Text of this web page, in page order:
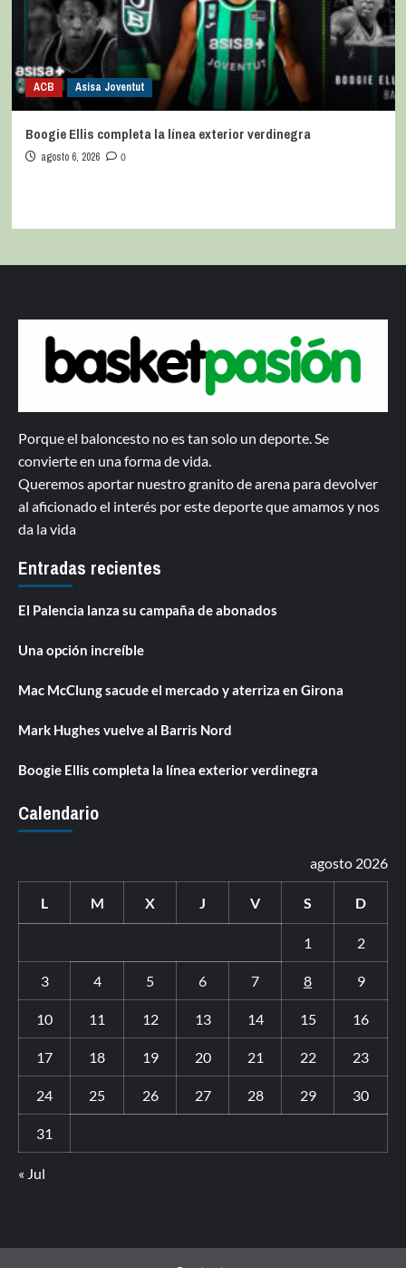
ACB Asisa Joventut
Boogie Ellis completa la línea exterior verdinegra
agosto 6, 2026 0
Porque el baloncesto no es tan solo un deporte. Se
convierte en una forma de vida.
Queremos aportar nuestro granito de arena para devolver
al aficionado el interés por este deporte que amamos y nos
da la vida
Entradas recientes
El Palencia lanza su campaña de abonados
Una opción increíble
Mac McClung sacude el mercado y aterriza en Girona
Mark Hughes vuelve al Barris Nord
Boogie Ellis completa la línea exterior verdinegra
Calendario
agosto 2026
L M X J V S D
1 2
3 4 5 6 7 8 9
10 11 12 13 14 15 16
17 18 19 20 21 22 23
24 25 26 27 28 29 30
31
« Jul